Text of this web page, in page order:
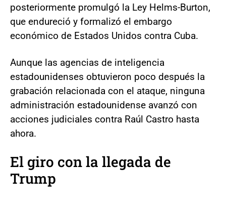
posteriormente promulgó la Ley Helms-Burton,
que endureció y formalizó el embargo
económico de Estados Unidos contra Cuba.
Aunque las agencias de inteligencia
estadounidenses obtuvieron poco después la
grabación relacionada con el ataque, ninguna
administración estadounidense avanzó con
acciones judiciales contra Raúl Castro hasta
ahora.
El giro con la llegada de
Trump